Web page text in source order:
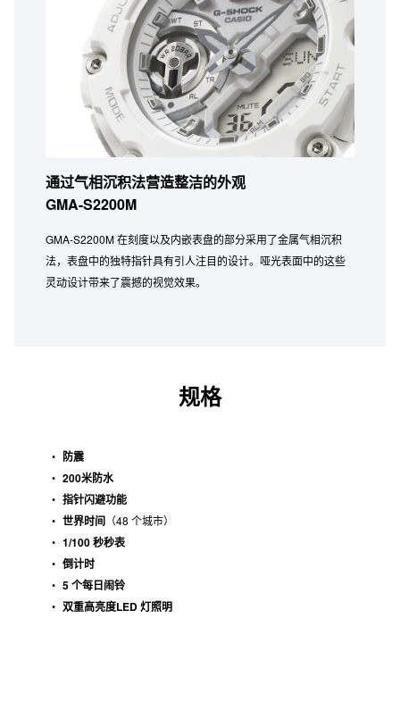
通过气相沉积法营造整洁的外观
GMA-S2200M
GMA-S2200M 在刻度以及内嵌表盘的部分采用了金属气相沉积
法，表盘中的独特指针具有引人注目的设计。哑光表面中的这些
灵动设计带来了震撼的视觉效果。
规格
防震
200米防水
指针闪避功能
世界时间（48 个城市）
1/100 秒秒表
倒计时
5 个每日闹铃
双重高亮度LED 灯照明